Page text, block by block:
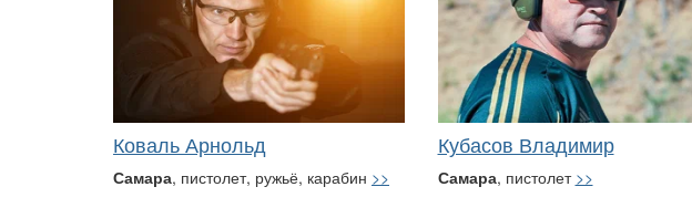
Коваль Арнольд
Самара, пистолет, ружьё, карабин >>
Кубасов Владимир
Самара, пистолет >>